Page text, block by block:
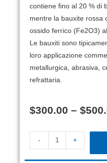
contiene fino al 20 % di
mentre la bauxite rossa
ossido ferrico (Fe2O3)
Le bauxiti sono
loro applicazione
metallurgica, abrasiva,
refrattaria.
$300.00 – $
- +